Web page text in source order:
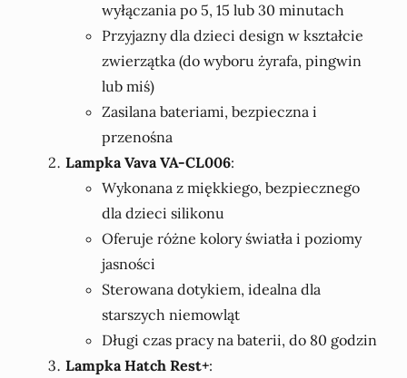
wyłączania po 5, 15 lub 30 minutach
Przyjazny dla dzieci design w kształcie
zwierzątka (do wyboru żyrafa, pingwin
lub miś)
Zasilana bateriami, bezpieczna i
przenośna
Lampka Vava VA-CL006:
Wykonana z miękkiego, bezpiecznego
dla dzieci silikonu
Oferuje różne kolory światła i poziomy
jasności
Sterowana dotykiem, idealna dla
starszych niemowląt
Długi czas pracy na baterii, do 80 godzin
Lampka Hatch Rest+: